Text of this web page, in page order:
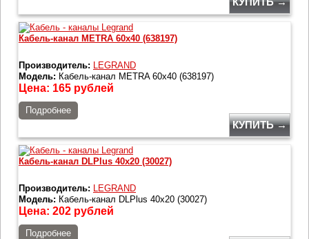
Кабель-канал METRA 60x40 (638197)
Производитель: LEGRAND
Модель: Кабель-канал METRA 60x40 (638197)
Цена: 165 рублей
Подробнее
КУПИТЬ →
Кабель-канал DLPlus 40x20 (30027)
Производитель: LEGRAND
Модель: Кабель-канал DLPlus 40x20 (30027)
Цена: 202 рублей
Подробнее